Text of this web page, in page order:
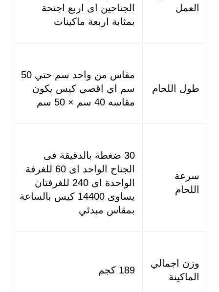
العمل
الجناحين اى اربع اجنحة
بمثابة اربعة ماكينات
طول اللحام
مقاس من واحد سم حتي 50
سم اي اقصي كيس يكون
مقاسه 40 سم × 50 سم
سرعة
اللحام
30 ضغطة بالدقيقة فى
الجناح الواحد اى 60 للغرفة
الواحدة اى 240 للغرفتان
يساوى 14400 كيس بالساعة
بمقاس مبدئي
وزن اجمالي
الماكينة
189 كجم